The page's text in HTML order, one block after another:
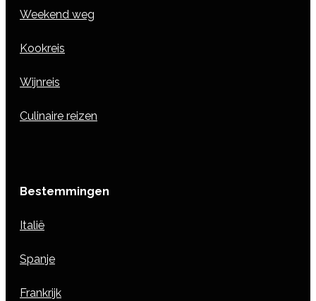
Weekend weg
Kookreis
Wijnreis
Culinaire reizen
Bestemmingen
Italië
Spanje
Frankrijk